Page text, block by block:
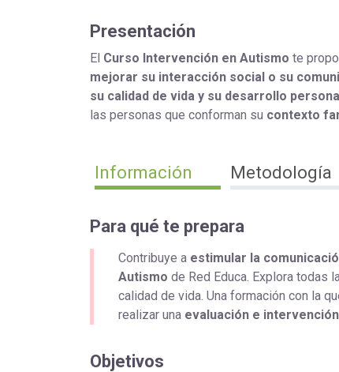
Presentación
El Curso Intervención en Autismo te
mejorar su interacción social o su
su calidad de vida y su desarrollo
las personas que conforman su contexto
Información
Para qué te prepara
Contribuye a estimular la
Autismo de Red Educa. Explora todas
calidad de vida. Una formación con la
realizar una evaluación e intervención
Objetivos
Metodología